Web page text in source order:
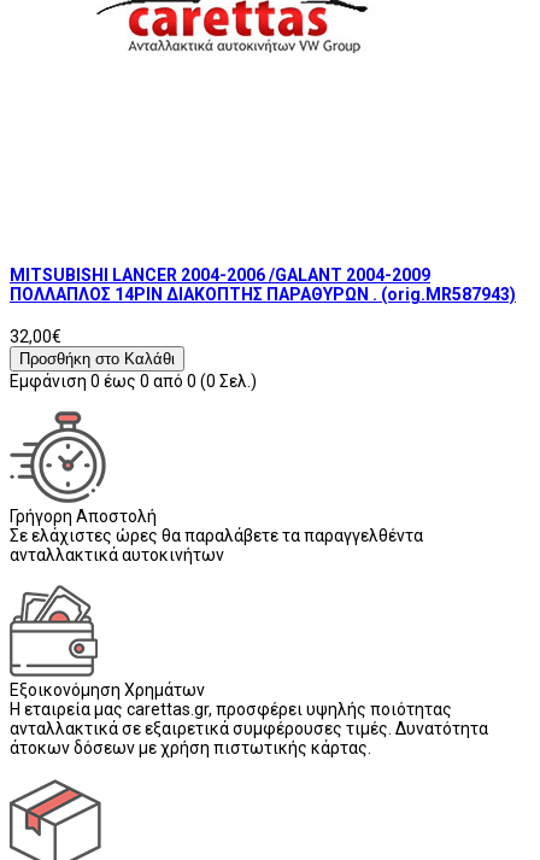
MITSUBISHI LANCER 2004-2006 /GALANT 2004-2009
ΠΟΛΛΑΠΛΟΣ 14PIN ΔΙΑΚOΠΤΗΣ ΠΑΡΑΘΥΡΩΝ . (orig.MR587943)
32,00€
Προσθήκη στο Καλάθι
Εμφάνιση 0 έως 0 από 0 (0 Σελ.)
Γρήγορη Αποστολή
Σε ελάχιστες ώρες θα παραλάβετε τα παραγγελθέντα
ανταλλακτικά αυτοκινήτων
Εξοικονόμηση Χρημάτων
Η εταιρεία μας carettas.gr, προσφέρει υψηλής ποιότητας
ανταλλακτικά σε εξαιρετικά συμφέρουσες τιμές. Δυνατότητα
άτοκων δόσεων με χρήση πιστωτικής κάρτας.